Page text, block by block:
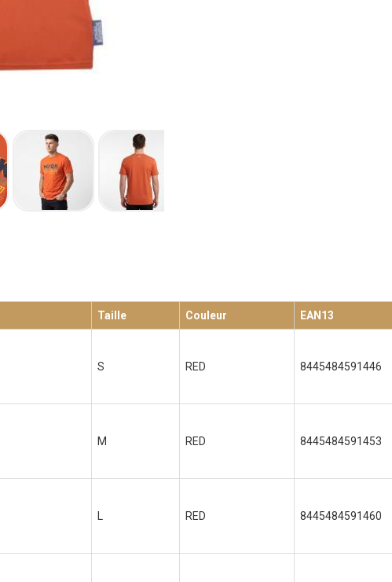
Taille Couleur EAN13
S RED 8445484591446
M RED 8445484591453
RED 8445484591460